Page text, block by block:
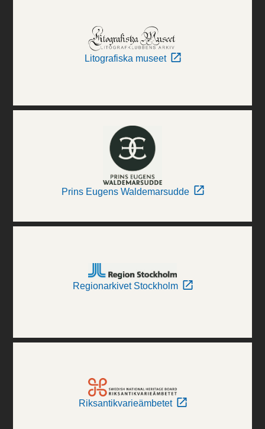
Litografiska museet
Prins Eugens Waldemarsudde
Regionarkivet Stockholm
Riksantikvarieämbetet